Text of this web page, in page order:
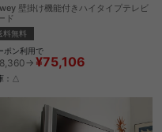
壁掛け機能付きハイタイプテレビ
ド
料無料
ポン利用で
¥75,106
：△